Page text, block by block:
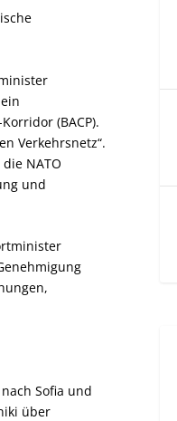
(BACP).
Verkehrsnetz“.
NATO
und
Sofia und
über